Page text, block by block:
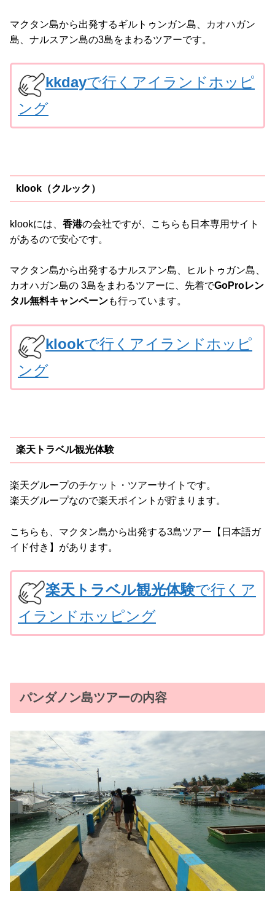
マクタン島から出発するギルトゥンガン島、カオハガン
島、ナルスアン島の3島をまわるツアーです。
kkdayで行くアイランドホッピ
ング
klook（クルック）
klookには、 香港の会社ですが、こちらも日本専用サイト
があるので安心です。
マクタン島から出発するナルスアン島、ヒルトゥガン島、
カオハガン島の 3島をまわるツアーに、先着でGoProレン
タル無料キャンペーンも行っています。
klookで行くアイランドホッピ
ング
楽天トラベル観光体験
楽天グループのチケット・ツアーサイトです。
楽天グループなので楽天ポイントが貯まります。
こちらも、マクタン島から出発する3島ツアー【日本語ガ
イド付き】があります。
楽天トラベル観光体験で行くア
イランドホッピング
パンダノン島ツアーの内容